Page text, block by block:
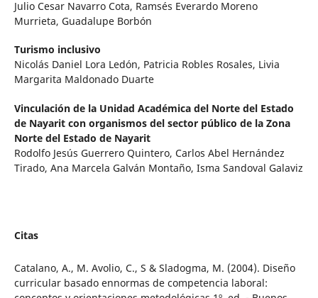
Julio Cesar Navarro Cota, Ramsés Everardo Moreno
Murrieta, Guadalupe Borbón
Turismo inclusivo
Nicolás Daniel Lora Ledón, Patricia Robles Rosales, Livia
Margarita Maldonado Duarte
Vinculación de la Unidad Académica del Norte del Estado
de Nayarit con organismos del sector público de la Zona
Norte del Estado de Nayarit
Rodolfo Jesús Guerrero Quintero, Carlos Abel Hernández
Tirado, Ana Marcela Galván Montaño, Isma Sandoval Galaviz
Citas
Catalano, A., M. Avolio, C., S & Sladogma, M. (2004). Diseño
curricular basado ennormas de competencia laboral: